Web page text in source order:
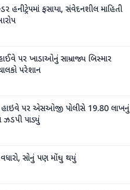
હનીટ્રેપમાં ફસાયા, સંવેદનશીલ માહિતી
પર ખાડાઓનું સામ્રાજ્ય બિસ્માર
પરેશાન
હાઇવે પર એસઓજી પોલીસે 19.80 લાખનું
ઝડપી પાડ્યું
વધારો, સોનું પણ મોંઘુ થયું